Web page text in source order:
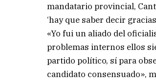
mandatario provincial,
‘hay que saber decir
«Yo fui un aliado del
problemas internos ellos
partido político, sí para
candidato consensuado»,